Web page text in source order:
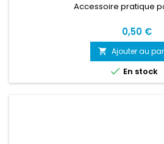
Accessoire pratique
0,50 €
 Ajouter au
 En stock